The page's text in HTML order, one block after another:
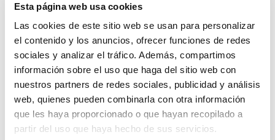
Esta página web usa cookies
Las cookies de este sitio web se usan para personalizar
el contenido y los anuncios, ofrecer funciones de redes
sociales y analizar el tráfico. Además, compartimos
información sobre el uso que haga del sitio web con
nuestros partners de redes sociales, publicidad y análisis
web, quienes pueden combinarla con otra información
que les haya proporcionado o que hayan recopilado a
partir del uso que haya hecho de sus servicios.
con tu primera compra.
Apúntate a nuestra newsletter para recibir nuestrasofertas
disfruta de un 10% de descuento en tu primera compra.